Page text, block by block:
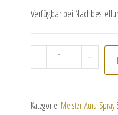
Verfügbar bei
- Meister-Aura-
+
Kategorie: Meister-Aura-Spray